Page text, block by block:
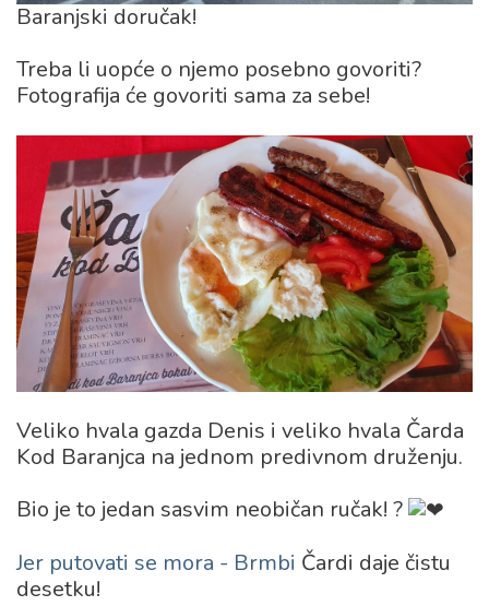
Baranjski doručak!
Treba li uopće o njemo posebno govoriti?
Fotografija će govoriti sama za sebe!
Veliko hvala gazda Denis i veliko hvala Čarda
Kod Baranjca na jednom predivnom druženju.
Bio je to jedan sasvim neobičan ručak! ?
Jer putovati se mora - Brmbi Čardi daje čistu
desetku!